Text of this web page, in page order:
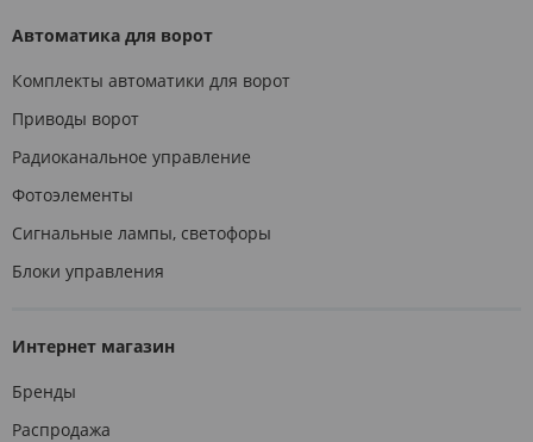
Автоматика для ворот
Комплекты автоматики для ворот
Приводы ворот
Радиоканальное управление
Фотоэлементы
Сигнальные лампы, светофоры
Блоки управления
Интернет магазин
Бренды
Распродажа